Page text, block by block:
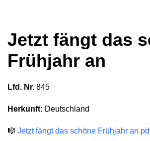
Jetzt fängt das
Frühjahr an
Lfd. Nr. 845
Herkunft: Deutschland
🎼 Jetzt fängt das schöne Frühjahr